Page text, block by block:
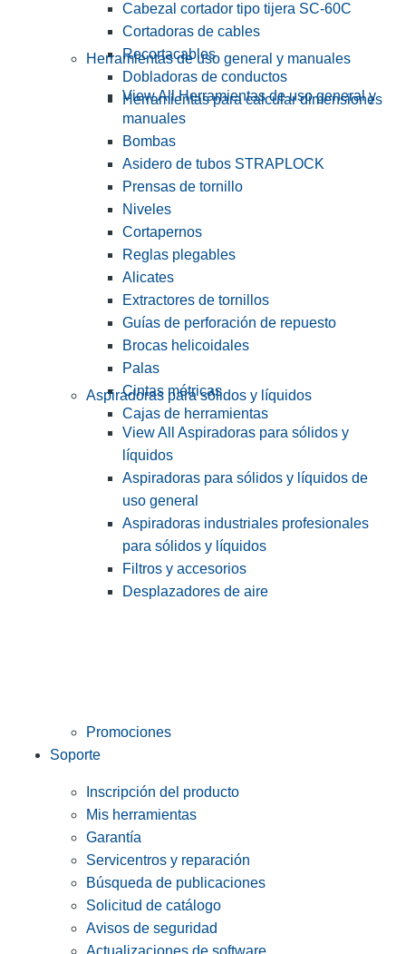
Cabezal cortador tipo tijera SC-60C
Cortadoras de cables
Recortacables
Dobladoras de conductos
Herramientas para calcular dimensiones
Herramientas de uso general y manuales
View All Herramientas de uso general y
manuales
Bombas
Asidero de tubos STRAPLOCK
Prensas de tornillo
Niveles
Cortapernos
Reglas plegables
Alicates
Extractores de tornillos
Guías de perforación de repuesto
Brocas helicoidales
Palas
Cintas métricas
Cajas de herramientas
Aspiradoras para sólidos y líquidos
View All Aspiradoras para sólidos y
líquidos
Aspiradoras para sólidos y líquidos de
uso general
Aspiradoras industriales profesionales
para sólidos y líquidos
Filtros y accesorios
Desplazadores de aire
Promociones
Soporte
Inscripción del producto
Mis herramientas
Garantía
Servicentros y reparación
Búsqueda de publicaciones
Solicitud de catálogo
Avisos de seguridad